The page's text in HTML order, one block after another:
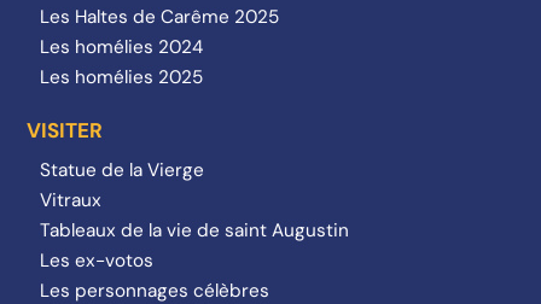
Les Haltes de Carême 2025
Les homélies 2024
Les homélies 2025
VISITER
Statue de la Vierge
Vitraux
Tableaux de la vie de saint Augustin
Les ex-votos
Les personnages célèbres